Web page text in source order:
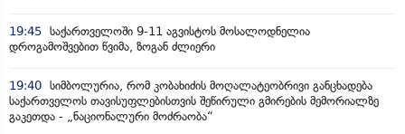
19:45 საქართველოში 9-11 აგვისტოს მოსალოდნელია
დროგამოშვებით წვიმა, ზოგან ძლიერი
19:40 სიმბოლურია, რომ კობახიძის მოღალატეობრივი განცხადება
საქართველოს თავისუფლებისთვის შეწირული გმირების მემორიალზე
გაკეთდა - „ნაციონალური მოძრაობა“